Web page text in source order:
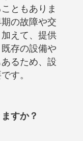
ともありま
の故障や交
えて、提供
存の設備や
るため、設
す。
すか？